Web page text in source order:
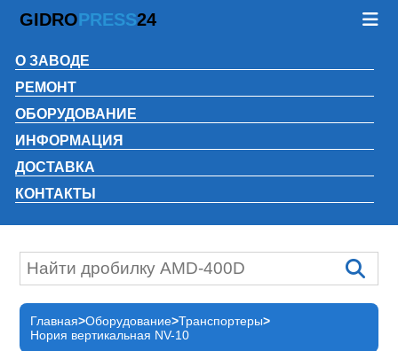
GIDROPRESS24
О ЗАВОДЕ
РЕМОНТ
ОБОРУДОВАНИЕ
ИНФОРМАЦИЯ
ДОСТАВКА
КОНТАКТЫ
Главная Оборудование Транспортеры
Нория вертикальная NV-10